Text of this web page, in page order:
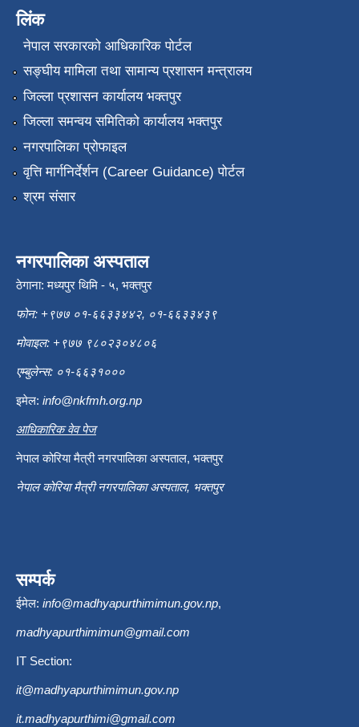
लिंक
नेपाल सरकारको आधिकारिक पोर्टल
सङ्‍घीय मामिला तथा सामान्य प्रशासन मन्त्रालय
जिल्ला प्रशासन कार्यालय भक्तपुर
जिल्ला समन्वय समितिको कार्यालय भक्तपुर
नगरपालिका प्रोफाइल
वृत्ति मार्गनिर्देर्शन (Career Guidance) पोर्टल
श्रम संसार
नगरपालिका अस्पताल
ठेगाना: मध्यपुर थिमि - ५, भक्तपुर
फोन: +९७७ ०१-६६३३४४२, ०१-६६३३४३९
मोवाइल: +९७७ ९८०२३०४८०६
एम्बुलेन्स: ०१-६६३१०००
इमेल: info@nkfmh.org.np
आधिकारिक वेव पेज
नेपाल कोरिया मैत्री नगरपालिका अस्पताल, भक्तपुर
नेपाल कोरिया मैत्री नगरपालिका अस्पताल, भक्तपुर
सम्पर्क
ईमेल: info@madhyapurthimimun.gov.np,
madhyapurthimimun@gmail.com
IT Section:
it@madhyapurthimimun.gov.np
it.madhyapurthimi@gmail.com